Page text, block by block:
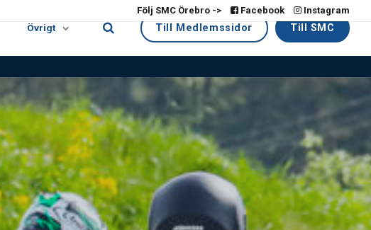
Följ SMC Örebro -> Facebook Instagram
Övrigt Till Medlemssidor Till SMC